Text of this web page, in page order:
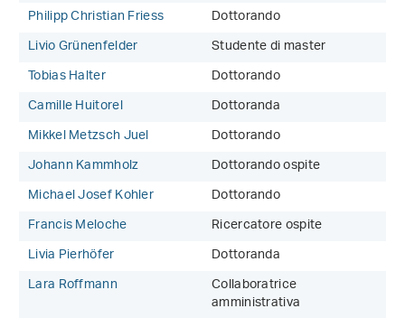
Philipp Christian Friess
Dottorando
Livio Grünenfelder
Studente di master
Tobias Halter
Dottorando
Camille Huitorel
Dottoranda
Mikkel Metzsch Juel
Dottorando
Johann Kammholz
Dottorando ospite
Michael Josef Kohler
Dottorando
Francis Meloche
Ricercatore ospite
Livia Pierhöfer
Dottoranda
Lara Roffmann
Collaboratrice
amministrativa